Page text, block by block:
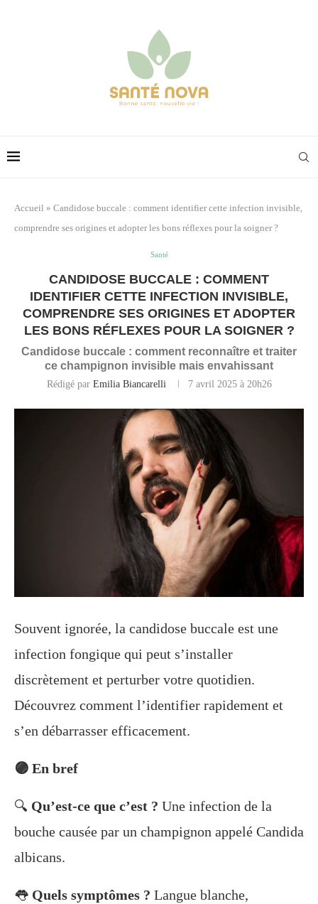
Accueil » Candidose buccale : comment identifier cette infection invisible,
comprendre ses origines et adopter les bons réflexes pour la soigner ?
Santé
CANDIDOSE BUCCALE : COMMENT
IDENTIFIER CETTE INFECTION INVISIBLE,
COMPRENDRE SES ORIGINES ET ADOPTER
LES BONS RÉFLEXES POUR LA SOIGNER ?
Candidose buccale : comment reconnaître et traiter
ce champignon invisible mais envahissant
Rédigé par Emilia Biancarelli 7 avril 2025 à 20h26
Souvent ignorée, la candidose buccale est une
infection fongique qui peut s’installer
discrètement et perturber votre quotidien.
Découvrez comment l’identifier rapidement et
s’en débarrasser efficacement.
🟣 En bref
🔍 Qu’est-ce que c’est ? Une infection de la
bouche causée par un champignon appelé Candida
albicans.
👅 Quels symptômes ? Langue blanche,